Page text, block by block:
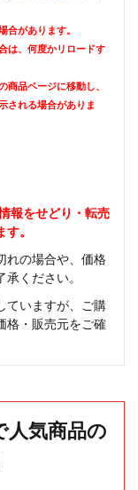
があります。
は、何度かリロードす
品ページに移動し、
される場合がありま
報をせどり・転売
。
れの場合や、価格
ください。
ていますが、ご購
格・販売元をご確
人気商品の